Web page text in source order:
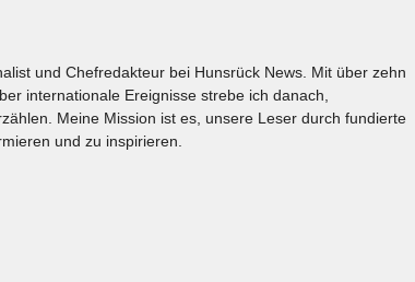
und Chefredakteur bei Hunsrück News. Mit über zehn
internationale Ereignisse strebe ich danach,
Meine Mission ist es, unsere Leser durch fundierte
und zu inspirieren.